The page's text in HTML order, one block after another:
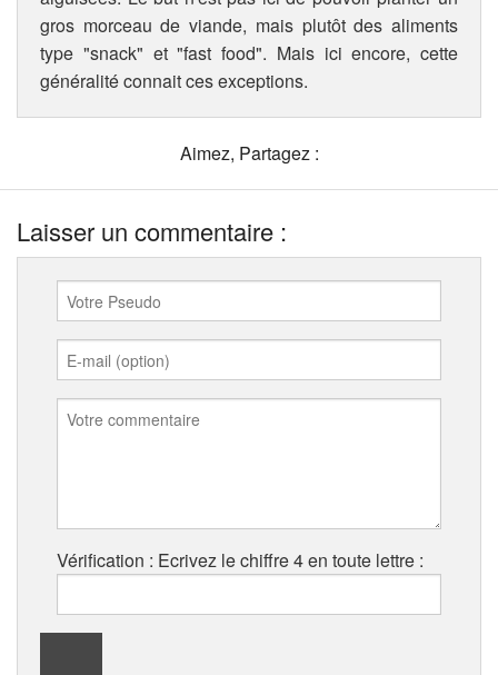
gros morceau de viande, mais plutôt des aliments
type "snack" et "fast food". Mais ici encore, cette
généralité connait ces exceptions.
Aimez, Partagez :
Laisser un commentaire :
Vérification : Ecrivez le chiffre 4 en toute lettre :